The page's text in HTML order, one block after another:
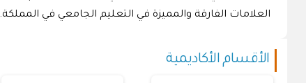
العلامات الفارقة والمميزة في التعليم الجامعي في المملكة.
الأقسام الأكاديمية